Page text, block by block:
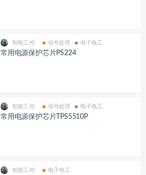
智能工控 信号处理 电子电工
常用电源保护芯片PS224
智能工控 信号处理 电子电工
常用电源保护芯片TPS5510P
智能工控 电子电工